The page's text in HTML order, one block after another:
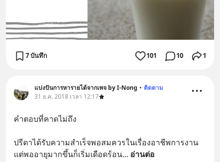
7 บันทึก 101 10 1
แบ่งปันการหารายได้จากเพจ by I-Nong • ติดตาม
31 ธ.ค. 2018 เวลา 12:17
คำตอบที่คาดไม่ถึง
ปรีดาได้รับความสำเร็จพอสมควรในเรื่องอาชีพการงาน
แต่พออายุมากขึ้นก็เริ่มเดือดร้อน... อ่านต่อ